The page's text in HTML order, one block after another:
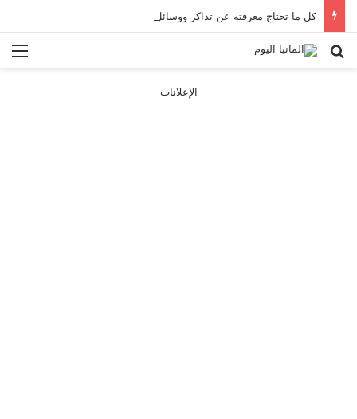
كل ما تحتاج معرفته عن تذاكر ووسائل النقل في باريس 2025
بحث عن
الإعلانات